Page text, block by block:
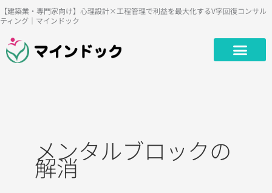
内
容
を
ス
【建築業・専門家向け】心理設計×工程管理で利益を最大化するV字回復コンサル
ティング｜マインドック
メンタルブロックの
解消